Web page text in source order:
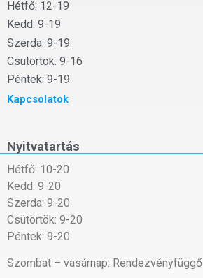
Hétfő: 12-19
Kedd: 9-19
Szerda: 9-19
Csütörtök: 9-16
Péntek: 9-19
Kapcsolatok
Nyitvatartás
Hétfő: 10-20
Kedd: 9-20
Szerda: 9-20
Csütörtök: 9-20
Péntek: 9-20
Szombat – vasárnap: Rendezvényfüggő